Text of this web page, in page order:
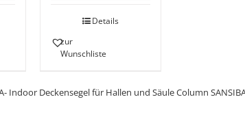
Details
zur
Wunschliste